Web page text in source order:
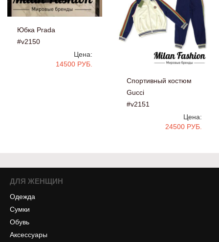
Юбка Prada
#v2150
Цена:
14500 РУБ.
Спортивный костюм
Gucci
#v2151
Цена:
24500 РУБ.
ДЛЯ ЖЕНЩИН
Одежда
Сумки
Обувь
Аксессуары